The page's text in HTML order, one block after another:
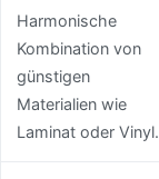
Harmonische
Kombination von
günstigen
Materialien wie
Laminat oder Vinyl.